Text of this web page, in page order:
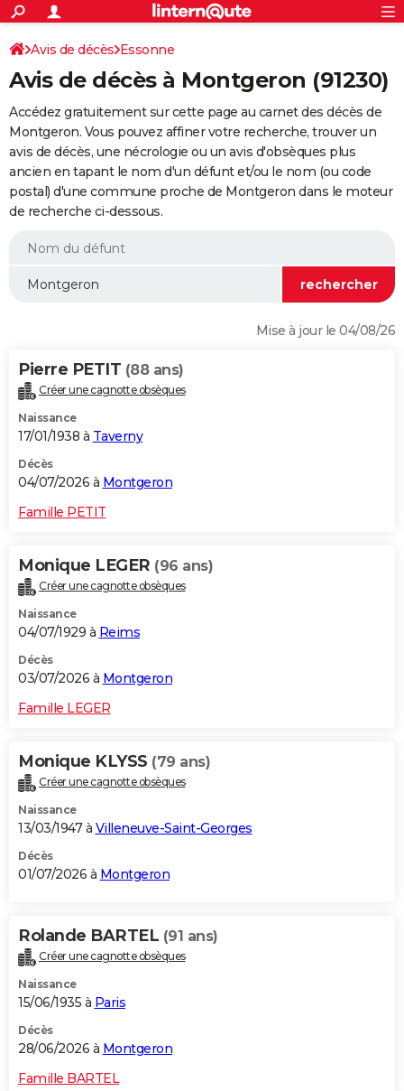
ACTUALITÉS
Politique
Société
Faits Divers
Education
Monde
Villes
+
SPORT
Coupe du monde 2026
Football
Tennis
Cyclisme
Rugby
Forum
Programme TV
TNTStreaming
Cinéma
Sorties cinéma
Musique
+
FINANCE
Retraite
Impôts
Epargne
Immobilier
Risques naturels par ville
Banque
Assurance
Crédit
AUTO
Essais
Réserver un essai
Citadines
Berlines
SUV
Forum auto
+
HIGH-TECH
BRICOLAGE
WEEK-END
Alimentation
Guide de la santé
Maladies
Médicaments
Sommeil
VOYAGE
Destinations
City break
Voyage nature
Voyage de noces
Forum
Climat
+PHOTO
GUIDES D'ACHAT
Carte de Noël
Carte Bonne année
Carte Saint-Valentin
Carte Pâques
Carte d'anniversaire
DICTIONNAIRE
Dictionnaire
Biographies
Citations
Expressions
Proverbes
PROGRAMME TV
S'inscrire
Se connecter
Lycées
Collèges
Primaires
Universités
Entreprises
Service militaire
Avis de recherche
AVIS DE DÉCÈS
FORUM
Bricolage
Television
Avis de décès Essonne
Avis de décès à Montgeron (91230)
Accédez gratuitement sur cette page au carnet des décès de
Montgeron. Vous pouvez affiner votre recherche, trouver un
avis de décès, une nécrologie ou un avis d'obsèques plus
ancien en tapant le nom d'un défunt et/ou le nom (ou code
postal) d'une commune proche de Montgeron dans le moteur
de recherche ci-dessous.
Mise à jour le 04/08/26
Pierre PETIT (88 ans)
Créer une cagnotte obsèques
Naissance
17/01/1938 à Taverny
Décès
04/07/2026 à Montgeron
Famille PETIT
Monique LEGER (96 ans)
Créer une cagnotte obsèques
Naissance
04/07/1929 à Reims
Décès
03/07/2026 à Montgeron
Famille LEGER
Monique KLYSS (79 ans)
Créer une cagnotte obsèques
Naissance
13/03/1947 à Villeneuve-Saint-Georges
Décès
01/07/2026 à Montgeron
Rolande BARTEL (91 ans)
Créer une cagnotte obsèques
Naissance
15/06/1935 à Paris
Décès
28/06/2026 à Montgeron
Famille BARTEL